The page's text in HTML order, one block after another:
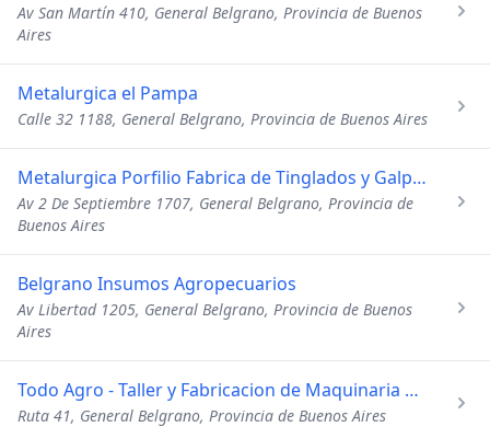
Av San Martín 410, General Belgrano, Provincia de Buenos
Aires
Metalurgica el Pampa
Calle 32 1188, General Belgrano, Provincia de Buenos Aires
Metalurgica Porfilio Fabrica de Tinglados y Galpones
Av 2 De Septiembre 1707, General Belgrano, Provincia de
Buenos Aires
Belgrano Insumos Agropecuarios
Av Libertad 1205, General Belgrano, Provincia de Buenos
Aires
Todo Agro - Taller y Fabricacion de Maquinaria Agricola
Ruta 41, General Belgrano, Provincia de Buenos Aires